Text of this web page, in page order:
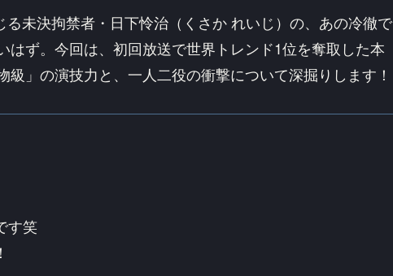
未決拘禁者・日下怜治（くさか れいじ）の、あの冷徹で
はず。今回は、初回放送で世界トレンド1位を奪取した本
」の演技力と、一人二役の衝撃について深掘りします！
す笑